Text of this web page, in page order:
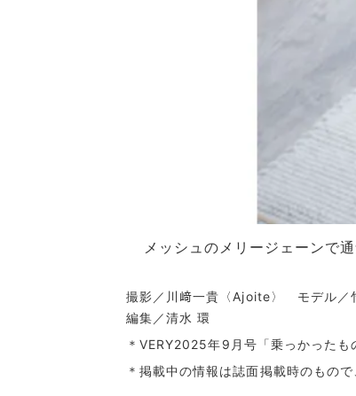
メッシュのメリージェーンで
撮影／川﨑一貴〈Ajoite〉 モデル
編集／清水 環
＊VERY2025年9月号「乗っかったも
＊掲載中の情報は誌面掲載時のもの